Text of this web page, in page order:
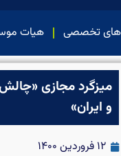
های تخصصی هیات
میزگرد مجازی
و ایران»
۱۲ فروردین ۱۴۰۰